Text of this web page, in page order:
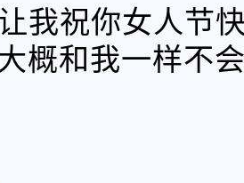
我祝你女人节
概和我一样不